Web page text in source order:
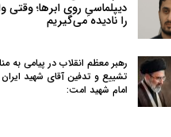
دیپلماسیِ روی ابرها؛ وقتی
را نادیده می‌گیریم
رهبر معظم انقلاب در پیامی به‌
تشییع و تدفین آقای شهید
امام شهید امت: